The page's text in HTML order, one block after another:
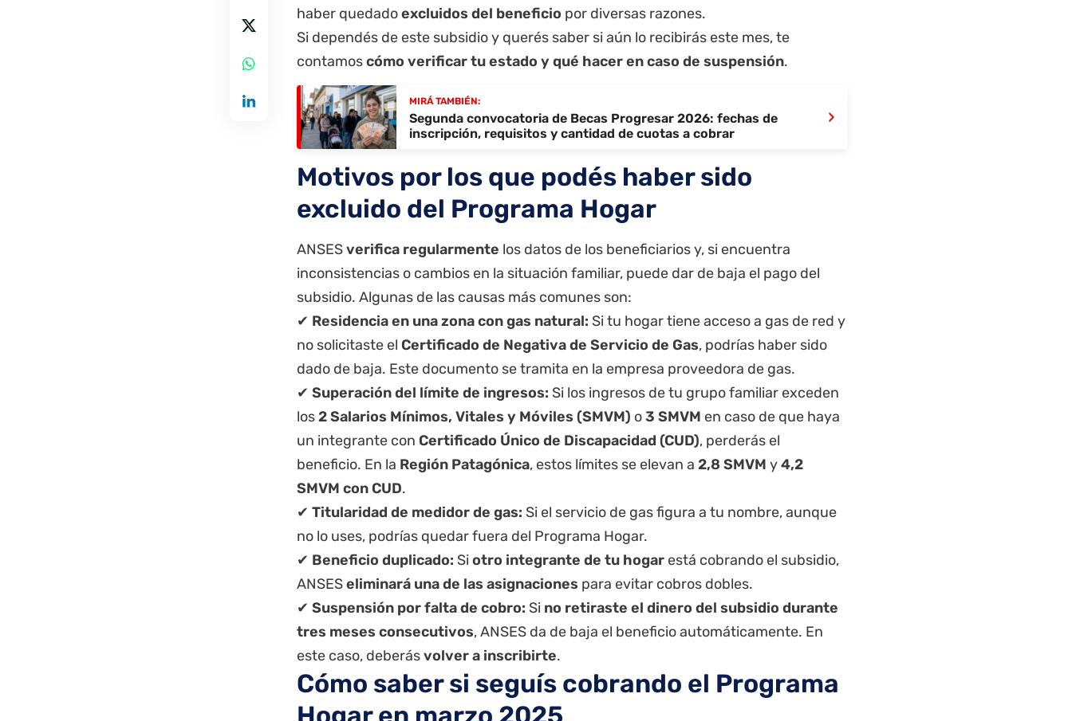
haber quedadoexcluidos del beneficio por diversas razones.
Si dependés de este subsidio y querés saber si aún lo recibirás este mes, te
contamoscómo verificar tu estado y qué hacer en caso de suspensión.
MIRÁ TAMBIÉN:
Segunda convocatoria de Becas Progresar 2026: fechas de
inscripción, requisitos y cantidad de cuotas a cobrar
›
Motivos por los que podés haber sido
excluido del Programa Hogar
ANSESverifica regularmente los datos de los beneficiarios y, si encuentra
inconsistencias o cambios en la situación familiar, puede dar de baja el pago del
subsidio. Algunas de las causas más comunes son:
✔ Residencia en una zona con gas natural: Si tu hogar tiene acceso a gas de red y
no solicitaste el Certificado de Negativa de Servicio de Gas, podrías haber sido
dado de baja. Este documento se tramita en la empresa proveedora de gas.
✔ Superación del límite de ingresos: Si los ingresos de tu grupo familiar exceden
los2 Salarios Mínimos, Vitales y Móviles (SMVM) o3 SMVM en caso de que haya
un integrante con Certificado Único de Discapacidad (CUD), perderás el
beneficio. En la Región Patagónica, estos límites se elevan a 2,8 SMVM y4,2
SMVM con CUD.
✔ Titularidad de medidor de gas: Si el servicio de gas figura a tu nombre, aunque
no lo uses, podrías quedar fuera del Programa Hogar.
✔ Beneficio duplicado: Si otro integrante de tu hogar está cobrando el subsidio,
ANSESeliminará una de las asignaciones para evitar cobros dobles.
✔ Suspensión por falta de cobro: Si no retiraste el dinero del subsidio durante
tres meses consecutivos, ANSES da de baja el beneficio automáticamente. En
este caso, deberásvolver a inscribirte.
Cómo saber si seguís cobrando el Programa